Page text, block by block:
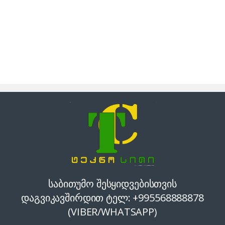
საბითუმო შესყიდვებისთვის
დაგვიკავშირდით ტელ: +995568888878
(VIBER/WHATSAPP)